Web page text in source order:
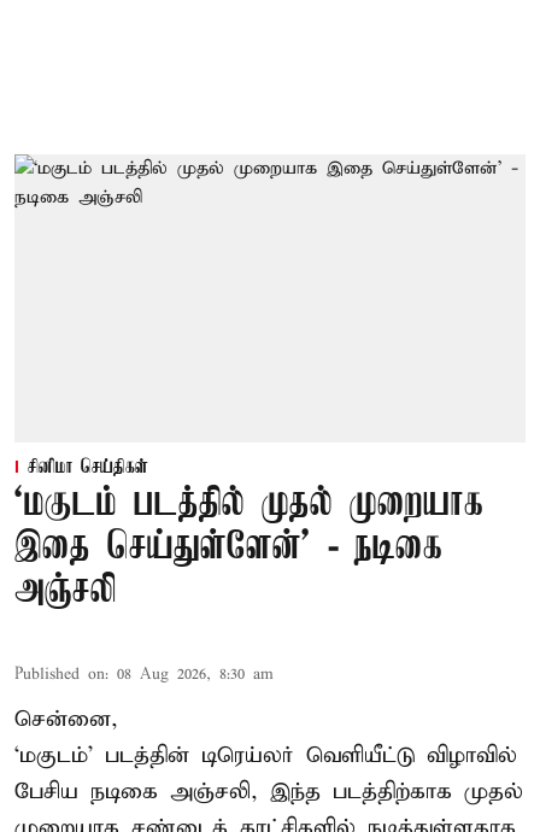
சினிமா செய்திகள்
‘மகுடம் படத்தில் முதல் முறையாக
இதை செய்துள்ளேன்’ - நடிகை
அஞ்சலி
Published on: 08 Aug 2026, 8:30 am
சென்னை,
‘மகுடம்’ படத்தின் டிரெய்லர் வெளியீட்டு விழாவில்
பேசிய நடிகை அஞ்சலி, இந்த படத்திற்காக முதல்